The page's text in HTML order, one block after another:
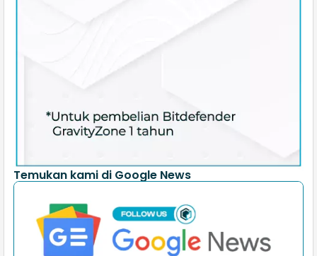
Temukan kami di Google News